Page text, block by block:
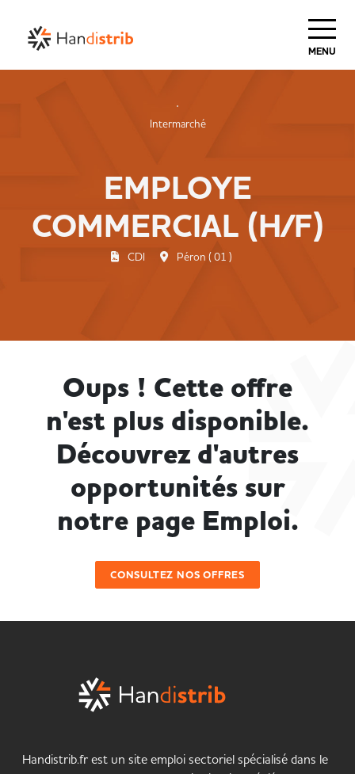
MENU
Intermarché
EMPLOYE
COMMERCIAL (H/F)
CDI Péron ( 01 )
Oups ! Cette offre
n'est plus disponible.
Découvrez d'autres
opportunités sur
notre page Emploi.
CONSULTEZ NOS OFFRES
Handistrib.fr est un site emploi sectoriel spécialisé dans le